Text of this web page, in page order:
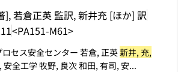
], 若倉正英 監訳, 新井充 [ほか] 訳
<PA151-M61>
セス安全センター 若倉, 正英新井, 充,
安全工学 牧野, 良次 和田, 有司, 安...